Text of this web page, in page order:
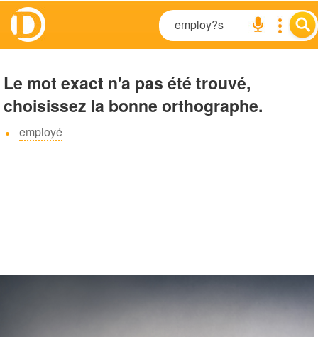
Le mot exact n'a pas été trouvé,
choisissez la bonne orthographe.
employé